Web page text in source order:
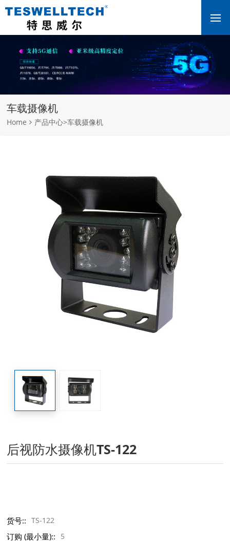
车载摄像机
Home 产品中心>车载摄像机
后视防水摄像机TS-122
货号:: TS-122
订购 (最小量):: 5